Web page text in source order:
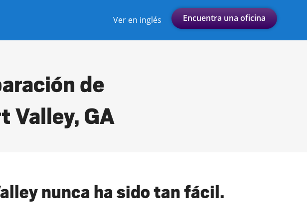
Encuentra una oficina
Ver en inglés
de
Valley, GA
nunca ha sido tan fácil.